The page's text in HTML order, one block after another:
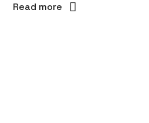
Read more